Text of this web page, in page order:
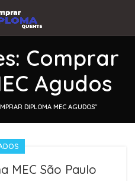
Comprar
Agudos
DIPLOMA MEC AGUDOS"
MEC São Paulo